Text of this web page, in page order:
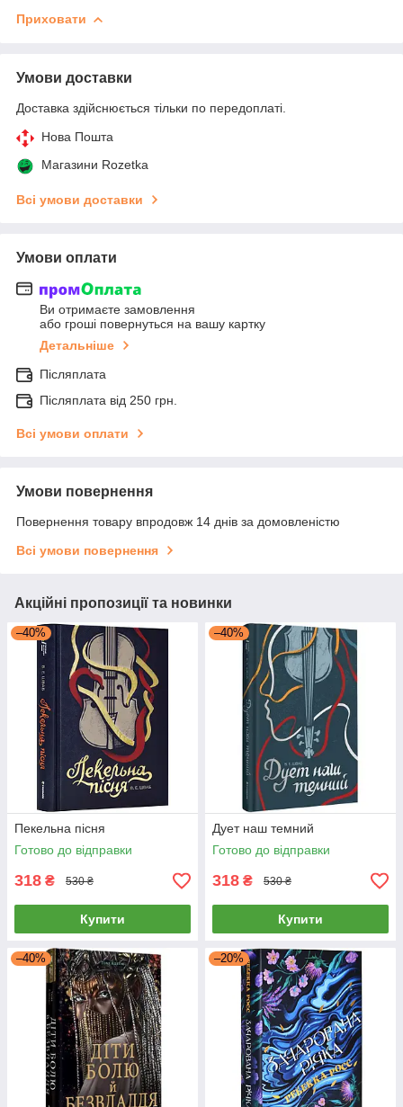
Приховати
Умови доставки
Доставка здійснюється тільки по передоплаті.
Нова Пошта
Магазини Rozetka
Всі умови доставки
Умови оплати
Ви отримаєте замовлення
або гроші повернуться на вашу картку
Детальніше
Післяплата
Післяплата від 250 грн.
Всі умови оплати
Умови повернення
Повернення товару впродовж 14 днів за домовленістю
Всі умови повернення
Акційні пропозиції та новинки
–40%
Пекельна пісня
Готово до відправки
318 ₴ 530 ₴
Купити
–40%
Дует наш темний
Готово до відправки
318 ₴ 530 ₴
Купити
–40% –20%